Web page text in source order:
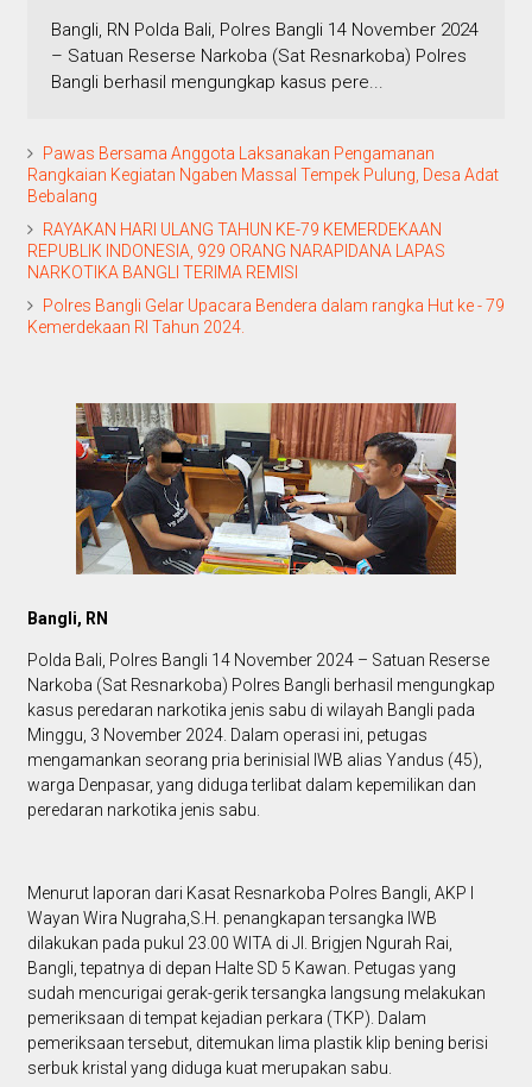
Bangli, RN Polda Bali, Polres Bangli 14 November 2024
– Satuan Reserse Narkoba (Sat Resnarkoba) Polres
Bangli berhasil mengungkap kasus pere...
Pawas Bersama Anggota Laksanakan Pengamanan
Rangkaian Kegiatan Ngaben Massal Tempek Pulung, Desa Adat
Bebalang
RAYAKAN HARI ULANG TAHUN KE-79 KEMERDEKAAN
REPUBLIK INDONESIA, 929 ORANG NARAPIDANA LAPAS
NARKOTIKA BANGLI TERIMA REMISI
Polres Bangli Gelar Upacara Bendera dalam rangka Hut ke - 79
Kemerdekaan RI Tahun 2024.
Bangli, RN
Polda Bali, Polres Bangli 14 November 2024 – Satuan Reserse
Narkoba (Sat Resnarkoba) Polres Bangli berhasil mengungkap
kasus peredaran narkotika jenis sabu di wilayah Bangli pada
Minggu, 3 November 2024. Dalam operasi ini, petugas
mengamankan seorang pria berinisial IWB alias Yandus (45),
warga Denpasar, yang diduga terlibat dalam kepemilikan dan
peredaran narkotika jenis sabu.
Menurut laporan dari Kasat Resnarkoba Polres Bangli, AKP I
Wayan Wira Nugraha,S.H. penangkapan tersangka IWB
dilakukan pada pukul 23.00 WITA di Jl. Brigjen Ngurah Rai,
Bangli, tepatnya di depan Halte SD 5 Kawan. Petugas yang
sudah mencurigai gerak-gerik tersangka langsung melakukan
pemeriksaan di tempat kejadian perkara (TKP). Dalam
pemeriksaan tersebut, ditemukan lima plastik klip bening berisi
serbuk kristal yang diduga kuat merupakan sabu.